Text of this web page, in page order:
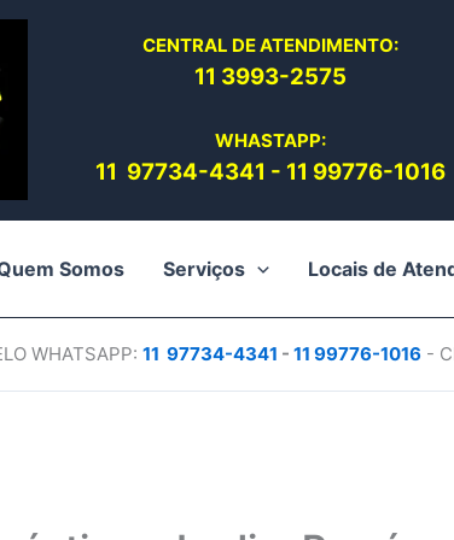
CENTRAL DE ATENDIMENTO:
11 3993-2575
WHASTAPP:
11 97734-4341 - 11 99776-1016
Somos Serviços Locais de
WHATSAPP: 11 97734-4341 - 11 99776-1016 -